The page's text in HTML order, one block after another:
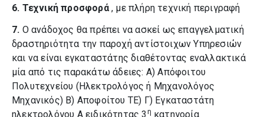
6. Τεχνική προσφορά, με πλήρη τεχνική περιγραφή
7. Ο ανάδοχος θα πρέπει να ασκεί ως επαγγελματική
δραστηριότητα την παροχή αντίστοιχων Υπηρεσιών
και να είναι εγκαταστάτης διαθέτοντας εναλλακτικά
μία από τις παρακάτω άδειες: Α) Απόφοιτου
Πολυτεχνείου (Ηλεκτρολόγος ή Μηχανολόγος
Μηχανικός) Β) Αποφοίτου ΤΕ) Γ) Εγκαταστάτη
ηλεκτρολόγου Α ειδικότητας 3 η κατηγορία